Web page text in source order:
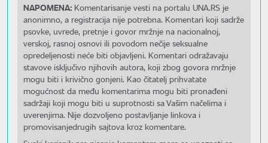
NAPOMENA: Komentarisanje vesti na portalu UNA.RS je
anonimno, a registracija nije potrebna. Komentari koji sadrže
psovke, uvrede, pretnje i govor mržnje na nacionalnoj,
verskoj, rasnoj osnovi ili povodom nečije seksualne
opredeljenosti neće biti objavljeni. Komentari odražavaju
stavove isključivo njihovih autora, koji zbog govora mržnje
mogu biti i krivično gonjeni. Kao čitatelj prihvatate
mogućnost da među komentarima mogu biti pronađeni
sadržaji koji mogu biti u suprotnosti sa Vašim načelima i
uverenjima. Nije dozvoljeno postavljanje linkova i
promovisanjedrugih sajtova kroz komentare.